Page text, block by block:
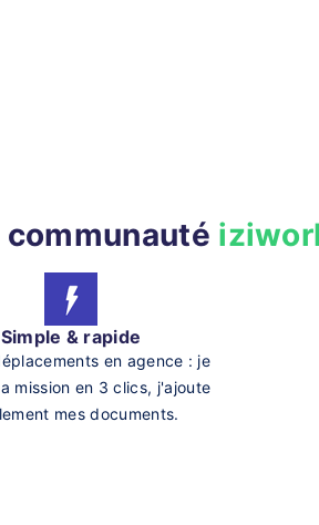
Simple & rapide
en agence : je
mission en 3 clics, j'ajoute
mes documents.